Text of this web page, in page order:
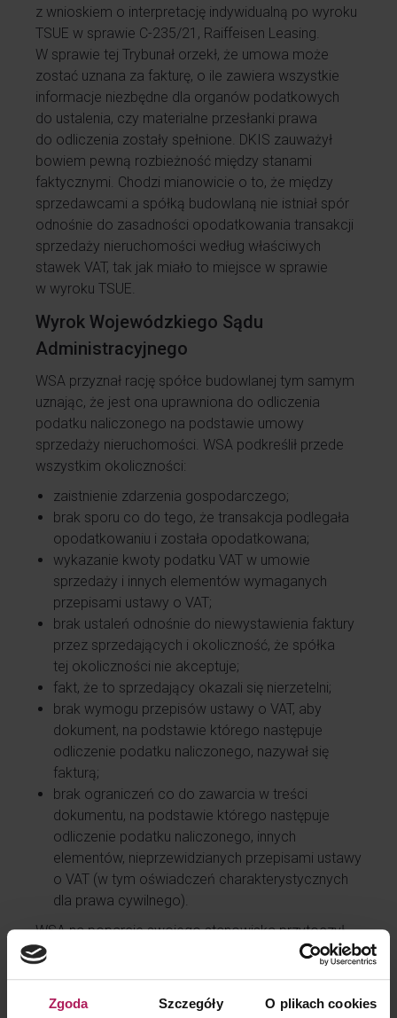
Zgoda Szczegóły O plikach cookies
z wnioskiem o interpretację indywidualną po wyroku
TSUE w sprawie C-235/21, Raiffeisen Leasing.
W sprawie tej Trybunał orzekł, że umowa może
zostać uznana za fakturę, o ile zawiera wszystkie
informacje niezbędne dla organów podatkowych
do ustalenia, czy materialne przesłanki prawa
do odliczenia zostały spełnione. DKIS zauważył
bowiem pewną rozbieżność między stanami
faktycznymi. Chodzi mianowicie o to, że między
sprzedawcami a spółką budowlaną nie istniał spór
odnośnie do zasadności opodatkowania transakcji
sprzedaży nieruchomości według właściwych
stawek VAT, tak jak miało to miejsce w sprawie
w wyroku TSUE.
Wyrok Wojewódzkiego Sądu
Administracyjnego
WSA przyznał rację spółce budowlanej tym samym
uznając, że jest ona uprawniona do odliczenia
podatku naliczonego na podstawie umowy
sprzedaży nieruchomości. WSA podkreślił przede
wszystkim okoliczności:
zaistnienie zdarzenia gospodarczego;
brak sporu co do tego, że transakcja podlegała
opodatkowaniu i została opodatkowana;
wykazanie kwoty podatku VAT w umowie
sprzedaży i innych elementów wymaganych
przepisami ustawy o VAT;
brak ustaleń odnośnie do niewystawienia faktury
przez sprzedających i okoliczność, że spółka
tej okoliczności nie akceptuje;
fakt, że to sprzedający okazali się nierzetelni;
brak wymogu przepisów ustawy o VAT, aby
dokument, na podstawie którego następuje
odliczenie podatku naliczonego, nazywał się
fakturą;
brak ograniczeń co do zawarcia w treści
dokumentu, na podstawie którego następuje
odliczenie podatku naliczonego, innych
elementów, nieprzewidzianych przepisami ustawy
o VAT (w tym oświadczeń charakterystycznych
dla prawa cywilnego).
WSA na poparcie swojego stanowiska przytoczył
także wskazany powyżej wyrok TSUE. Jednakże
faktycznym była na tyle istotna, by nie móc